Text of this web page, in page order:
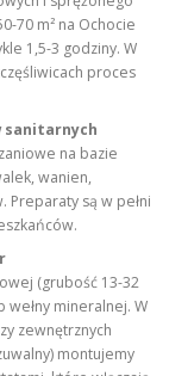
70 m² na Ochocie
1,5-3 godziny. W
proces
sanitarnych
na bazie
wanien,
Preparaty są w pełni
(grubość 13-32
wełny mineralnej. W
zewnętrznych
montujemy